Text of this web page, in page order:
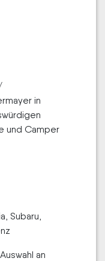
in
und Camper
Subaru,
an